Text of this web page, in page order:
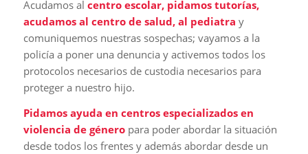
Acudamos al centro escolar, pidamos tutorías,
acudamos al centro de salud, al pediatra y
comuniquemos nuestras sospechas; vayamos a la
policía a poner una denuncia y activemos todos los
protocolos necesarios de custodia necesarios para
proteger a nuestro hijo.
Pidamos ayuda en centros especializados en
violencia de géneropara poder abordar la situación
desde todos los frentes y además abordar desde un